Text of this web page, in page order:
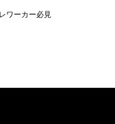
ワーカー必見